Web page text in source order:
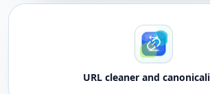
URL cleaner and